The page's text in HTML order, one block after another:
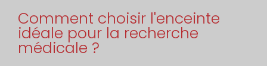
Comment choisir l'enceinte
idéale pour la recherche
médicale ?